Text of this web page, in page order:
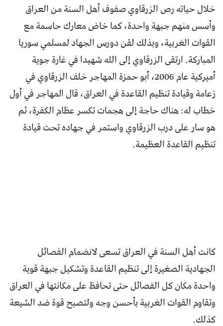
خلال حياته رص الزرقاوي صفوف أهل السنة من العراق
وأسس منهم جبهة واحدة، كما خاض معارك حاسمة مع
القوات الغربية، وبذلك لقن دورس الجهاد لمسلمي سوريا
المباركة. ارتقى الزرقاوي إلى الله شهيدا في غارة جوية
أميركية عام 2006، أبو حمزة المهاجر خلف الزرقاوي في
زعامة وقيادة تنظيم القاعدة في العراق، قال المهاجر في أول
خطاب له: هناك حاجة إلى هجمات تكسر عظام الكفرة، ثم
هو سار على درب الزرقاوي واستمر في جهاده تحت قيادة
تنظيم القاعدة العظيمة.
كانت أهل السنة في العراق تسعى لانضمام الفصائل
الجهادية الصغيرة إلى تنظيم القاعدة وتشكيل جبهة قوية
واحدة مكان كل الفصائل حتى تحافظ على مكانتها في العراق
وتقاوم القوات الغربية بأحسن وجه ولتصبح قوة ضد الشيعة
كذلك.